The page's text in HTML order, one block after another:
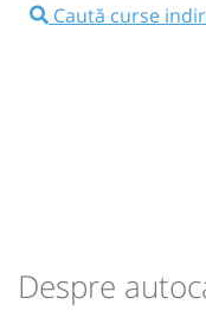
17:59
Caută curse
Despre